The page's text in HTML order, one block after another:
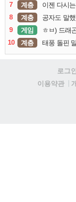
7
계층 이젠 다시
8
계층 공자도 말
9
게임 ㅎㅂ) 드래
10
계층 태풍 돌핀
로그인
이용약관